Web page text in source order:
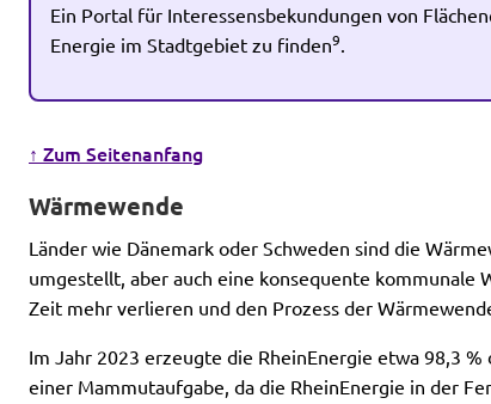
Ein Portal für Interessensbekundungen von
Energie im Stadtgebiet zu finden9.
↑ Zum Seitenanfang
Wärmewende
Länder wie Dänemark oder Schweden sind die
umgestellt, aber auch eine konsequente kommunale
Zeit mehr verlieren und den Prozess der
Im Jahr 2023 erzeugte die RheinEnergie etwa 98,3
einer Mammutaufgabe, da die RheinEnergie in der